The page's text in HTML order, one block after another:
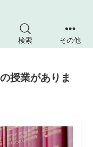
検索 その他
授業がありま